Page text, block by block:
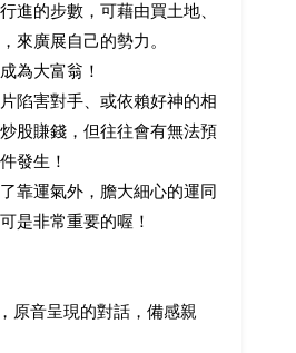
進的步數，可藉由買土地、
來廣展自己的勢力。
為大富翁！
陷害對手、或依賴好神的相
股賺錢，但往往會有無法預
發生！
靠運氣外，膽大細心的運同
是非常重要的喔！
原音呈現的對話，備感親